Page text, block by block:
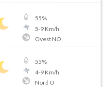
55%
5-9Km/h
Ovest NO
55%
4-9Km/h
Nord O